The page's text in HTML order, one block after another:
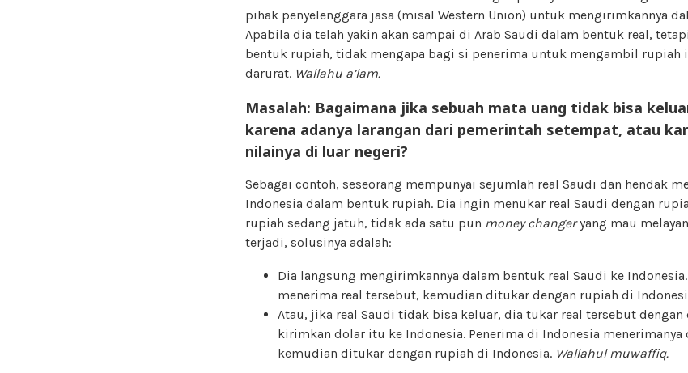
pihak penyelenggara jasa (misal Western Union) untuk mengirimkannya
Apabila dia telah yakin akan sampai di Arab Saudi dalam bentuk real,
bentuk rupiah, tidak mengapa bagi si penerima untuk mengambil rupiah
darurat. Wallahu a’lam.
Masalah: Bagaimana jika sebuah mata uang tidak bisa
karena adanya larangan dari pemerintah setempat, atau
nilainya di luar negeri?
Sebagai contoh, seseorang mempunyai sejumlah real Saudi dan hendak
Indonesia dalam bentuk rupiah. Dia ingin menukar real Saudi dengan
rupiah sedang jatuh, tidak ada satu pun money changeryang mau
terjadi, solusinya adalah:
Dia langsung mengirimkannya dalam bentuk real Saudi ke
menerima real tersebut, kemudian ditukar dengan rupiah di
Atau, jika real Saudi tidak bisa keluar, dia tukar real tersebut
kirimkan dolar itu ke Indonesia. Penerima di Indonesia
kemudian ditukar dengan rupiah di Indonesia. Wallahul muwaffiq.